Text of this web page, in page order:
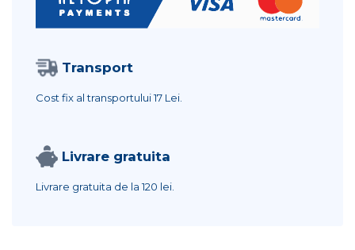
Transport
Cost fix al transportului17 Lei.
Livrare gratuita
Livrare gratuita de la120 lei.